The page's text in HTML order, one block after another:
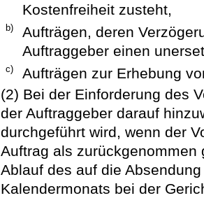
Kostenfreiheit zusteht,
b)
Aufträgen, deren
Auftraggeber einen
c)
Aufträgen zur Erhebung
(2) Bei der Einforderung des
der Auftraggeber darauf
durchgeführt wird, wenn der
Auftrag als
Ablauf des auf die
Kalendermonats bei der